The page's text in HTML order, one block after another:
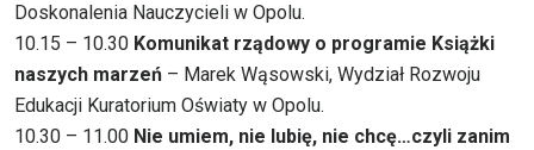
Doskonalenia Nauczycieli w Opolu.
10.15 – 10.30 Komunikat rządowy o programie Książki
naszych marzeń – Marek Wąsowski, Wydział Rozwoju
Edukacji Kuratorium Oświaty w Opolu.
10.30 – 11.00 Nie umiem, nie lubię, nie chcę…czyli zanim